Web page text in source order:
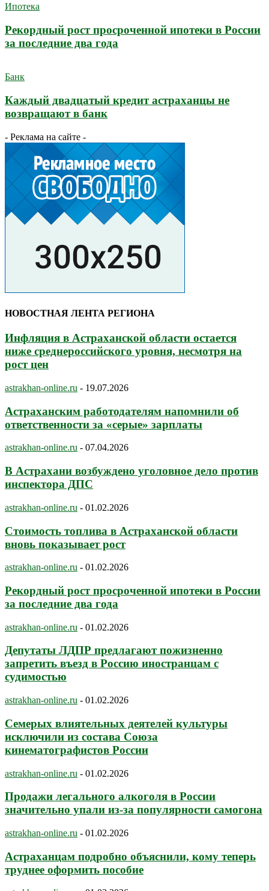
Ипотека
Рекордный рост просроченной ипотеки в России
за последние два года
Банк
Каждый двадцатый кредит астраханцы не
возвращают в банк
- Реклама на сайте -
НОВОСТНАЯ ЛЕНТА РЕГИОНА
Инфляция в Астраханской области остается
ниже среднероссийского уровня, несмотря на
рост цен
astrakhan-online.ru - 19.07.2026
Астраханским работодателям напомнили об
ответственности за «серые» зарплаты
astrakhan-online.ru - 07.04.2026
В Астрахани возбуждено уголовное дело против
инспектора ДПС
astrakhan-online.ru - 01.02.2026
Стоимость топлива в Астраханской области
вновь показывает рост
astrakhan-online.ru - 01.02.2026
Рекордный рост просроченной ипотеки в России
за последние два года
astrakhan-online.ru - 01.02.2026
Депутаты ЛДПР предлагают пожизненно
запретить въезд в Россию иностранцам с
судимостью
astrakhan-online.ru - 01.02.2026
Семерых влиятельных деятелей культуры
исключили из состава Союза
кинематографистов России
astrakhan-online.ru - 01.02.2026
Продажи легального алкоголя в России
значительно упали из-за популярности самогона
astrakhan-online.ru - 01.02.2026
Астраханцам подробно объяснили, кому теперь
труднее оформить пособие